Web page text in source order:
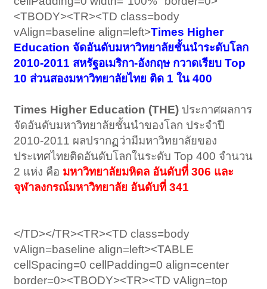
<TBODY><TR><TD class=body
vAlign=baseline align=left>Times Higher
Education จัดอันดับมหาวิทยาลัยชั้นนำระดับโลก
2010-2011 สหรัฐอเมริกา-อังกฤษ กวาดเรียบ Top
10 ส่วนสองมหาวิทยาลัยไทย ติด 1 ใน 400
Times Higher Education (THE) ประกาศผลการ
จัดอันดับมหาวิทยาลัยชั้นนำของโลก ประจำปี
2010-2011 ผลปรากฏว่ามีมหาวิทยาลัยของ
ประเทศไทยติดอันดับโลกในระดับ Top 400 จำนวน
2 แห่ง คือ มหาวิทยาลัยมหิดล อันดับที่ 306 และ
จุฬาลงกรณ์มหาวิทยาลัย อันดับที่ 341
</TD></TR><TR><TD class=body
vAlign=baseline align=left><TABLE
cellSpacing=0 cellPadding=0 align=center
border=0><TBODY><TR><TD vAlign=top